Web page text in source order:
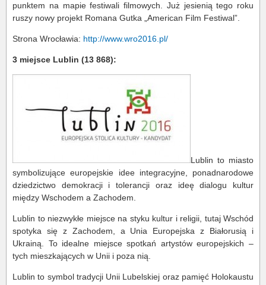
punktem na mapie festiwali filmowych. Już jesienią tego roku
ruszy nowy projekt Romana Gutka „American Film Festiwal”.
Strona Wrocławia: http://www.wro2016.pl/
3 miejsce Lublin (13 868):
Lublin to miasto
symbolizujące europejskie idee integracyjne, ponadnarodowe
dziedzictwo demokracji i tolerancji oraz ideę dialogu kultur
między Wschodem a Zachodem.
Lublin to niezwykłe miejsce na styku kultur i religii, tutaj Wschód
spotyka się z Zachodem, a Unia Europejska z Białorusią i
Ukrainą. To idealne miejsce spotkań artystów europejskich –
tych mieszkających w Unii i poza nią.
Lublin to symbol tradycji Unii Lubelskiej oraz pamięć Holokaustu